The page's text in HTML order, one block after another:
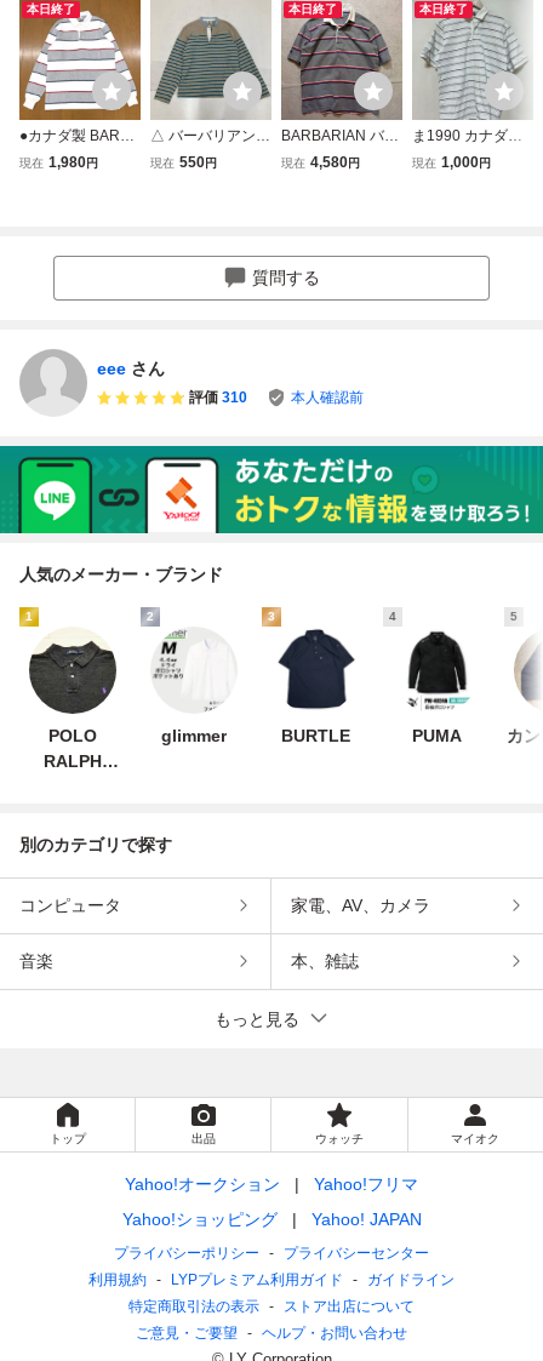
本日終了
●カナダ製 BARBA
RIAN バーバリア
現在 1,980円
△ バーバリアン b
arbarian 長袖 ラガ
ナダ製 ネルシャツ
現在 550円
本日終了
BARBARIAN バー
バリアン カナダ製
現在 4,580円
本日終了
ま1990 カナダ製
BARBARIAN バー
現在 1,000円
質問する
eee さん
評価 310 本人確認前
人気のメーカー・ブランド
1
POLO
RALPH
2
glimmer
3
BURTLE
4
PUMA
5
カ
別のカテゴリで探す
コンピュータ 家電、AV、カメラ
音楽 本、雑誌
もっと見る
トップ 出品 ウォッチ マイオク
Yahoo!オークション
Yahoo!フリマ
Yahoo!ショッピング
Yahoo! JAPAN
プライバシーポリシー
プライバシーセンター
利用規約
LYPプレミアム利用ガイド
ガイドライン
特定商取引法の表示
ストア出店について
ご意見・ご要望
ヘルプ・お問い合わせ